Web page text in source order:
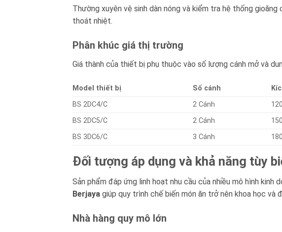
Thường xuyên vệ sinh dàn nóng và kiểm tra hệ thống
thoát nhiệt.
Phân khúc giá thị trường
Giá thành của thiết bị phụ thuộc vào số lượng cánh mở và
Model thiết bị Số cánh
BS 2DC4/C
2 Cánh
BS 2DC5/C
2 Cánh
BS 3DC6/C
3 Cánh
Đối tượng áp dụng và khả năng tùy
Sản phẩm đáp ứng linh hoạt nhu cầu của nhiều mô hình
Berjaya giúp quy trình chế biến món ăn trở nên khoa học và
Nhà hàng quy mô lớn